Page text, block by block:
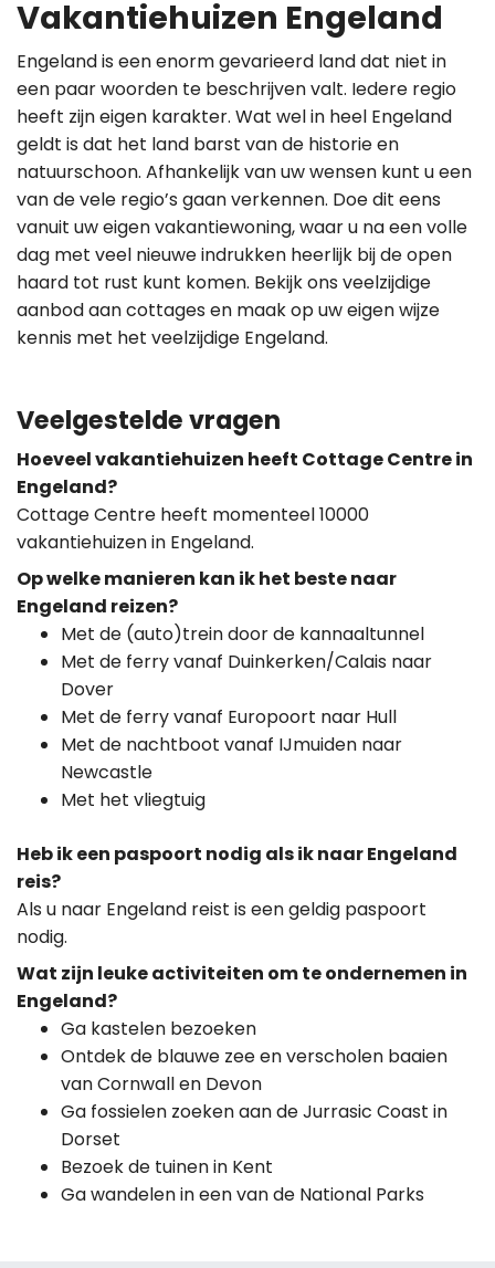
Vakantiehuizen Engeland
Engeland is een enorm gevarieerd land dat niet in
een paar woorden te beschrijven valt. Iedere regio
heeft zijn eigen karakter. Wat wel in heel Engeland
geldt is dat het land barst van de historie en
natuurschoon. Afhankelijk van uw wensen kunt u een
van de vele regio’s gaan verkennen. Doe dit eens
vanuit uw eigen vakantiewoning, waar u na een volle
dag met veel nieuwe indrukken heerlijk bij de open
haard tot rust kunt komen. Bekijk ons veelzijdige
aanbod aan cottages en maak op uw eigen wijze
kennis met het veelzijdige Engeland.
Veelgestelde vragen
Hoeveel vakantiehuizen heeft Cottage Centre in
Engeland?
Cottage Centre heeft momenteel10000
vakantiehuizen in Engeland.
Op welke manieren kan ik het beste naar
Engeland reizen?
Met de (auto)trein door de kannaaltunnel
Met de ferry vanaf Duinkerken/Calais naar
Dover
Met de ferry vanaf Europoort naar Hull
Met de nachtboot vanaf IJmuiden naar
Newcastle
Met het vliegtuig
Heb ik een paspoort nodig als ik naar Engeland
reis?
Als u naar Engeland reist is een geldig paspoort
nodig.
Wat zijn leuke activiteiten om te ondernemen in
Engeland?
Ga kastelen bezoeken
Ontdek de blauwe zee en verscholen baaien
van Cornwall en Devon
Ga fossielen zoeken aan de Jurrasic Coast in
Dorset
Bezoek de tuinen in Kent
Ga wandelen in een van de National Parks